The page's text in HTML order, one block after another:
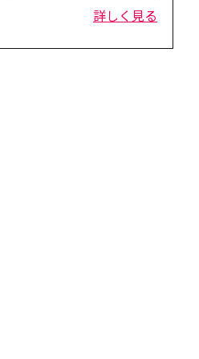
詳しく見る